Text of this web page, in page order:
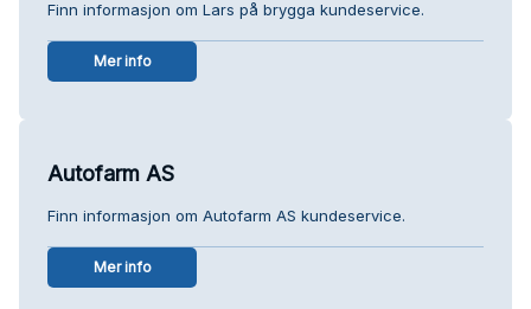
Finn informasjon om Lars på brygga kundeservice.
Mer info
Autofarm AS
Finn informasjon om Autofarm AS kundeservice.
Mer info